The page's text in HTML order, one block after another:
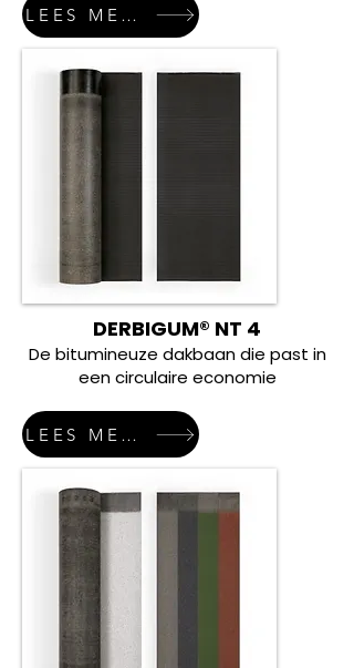
LEES MEER
DERBIGUM® NT 4
De bitumineuze dakbaan die past in
een circulaire economie
LEES MEER